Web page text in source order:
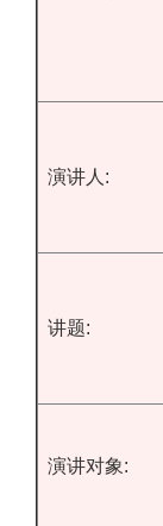
演讲人:
讲题:
演讲对象: